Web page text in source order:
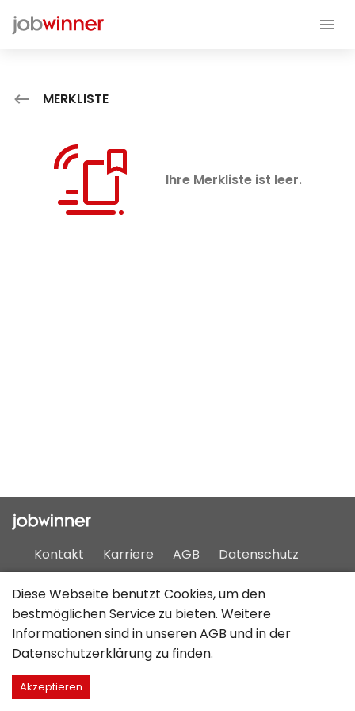
MERKLISTE
Ihre Merkliste ist leer.
Kontakt Karriere AGB
Datenschutz
Impressum
Sitemap
Deutsch
Diese Webseite benutzt Cookies, um den
bestmöglichen Service zu bieten. Weitere
Informationen sind in unserenAGB und in der
Datenschutzerklärung zu finden.
Akzeptieren